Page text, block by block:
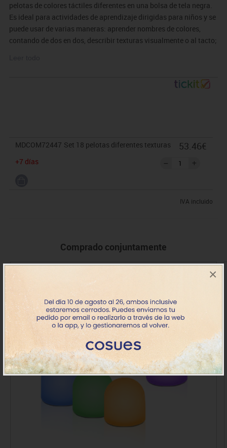
×
pelotas de colores táctiles diferentes en una bolsa de tela negra.
Es ideal para actividades de aprendizaje dirigidas para niños y se
puede usar de varias maneras: aprender nombres de colores,
contando de dos en dos, describir texturas visualmente o al tacto;
MDCOM72447 Set 18 pelotas diferentes texturas
+7 días
53.46€
IVA incluido
Comprado conjuntamente